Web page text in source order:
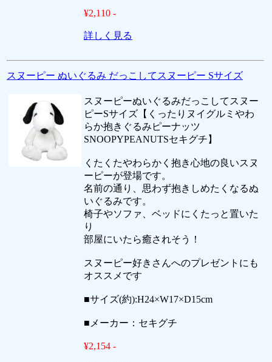
¥2,110 -
詳しく見る
スヌーピー ぬいぐるみ だっこしてスヌーピー Sサイズ
スヌーピーぬいぐるみだっこしてスヌー
ピーSサイズ【くったりヌイグルミやわ
らか抱きぐるみピーナッツ
SNOOPYPEANUTSセキグチ】
くたくたやわらかく抱き心地の良いスヌ
ーピーが登場です。
名前の通り、思わず抱きしめたくなるぬ
いぐるみです。
椅子やソファ、ベッドにくたっと置いた
り
部屋にいたら癒されそう！
スヌーピー好きさんへのプレゼントにも
オススメです
■サイズ(約):H24×W17×D15cm
■メーカー：セキグチ
¥2,154 -